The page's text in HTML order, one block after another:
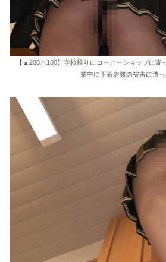
【▲200△100】学校帰りにコーヒーショップに寄
業中に下着盗難の被害に遭